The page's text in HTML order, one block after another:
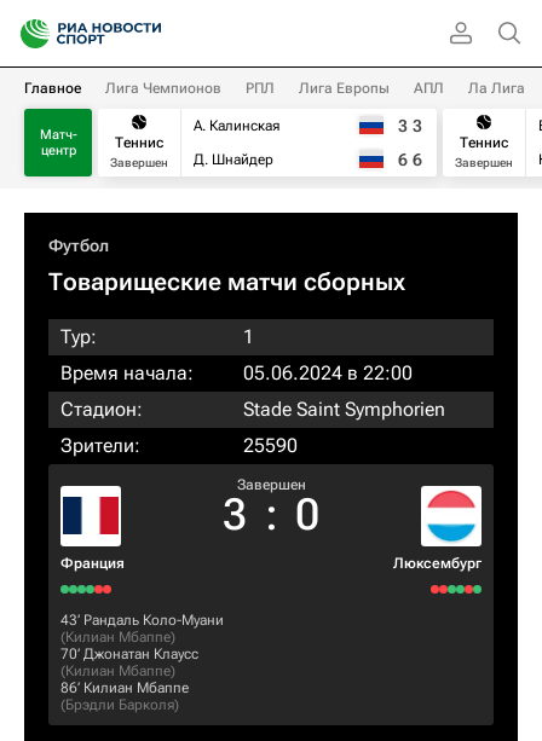
Главное Лига Чемпионов РПЛ Лига Европы АПЛ Ла Лига
Матч-
центр
Теннис
Завершен
А. Калинская
Д. Шнайдер
3 3
6 6
Теннис
Завершен
Футбол
Товарищеские матчи сборных
Тур:
1
Время начала:
05.06.2024 в 22:00
Стадион:
Stade Saint Symphorien
Зрители:
25590
Франция
Завершен
3 : 0
Люксембург
43‎’‎ Рандаль Коло-Муани
(Килиан Мбаппе)
70‎’‎ Джонатан Клаусс
(Килиан Мбаппе)
86‎’‎ Килиан Мбаппе
(Брэдли Барколя)